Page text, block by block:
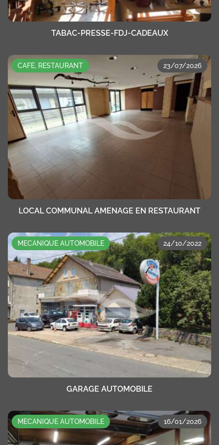
TABAC-PRESSE-FDJ-CADEAUX
CAFE, RESTAURANT 23/07/2026
LOCAL COMMUNAL AMENAGE EN RESTAURANT
MECANIQUE AUTOMOBILE 24/10/2022
GARAGE AUTOMOBILE
MECANIQUE AUTOMOBILE 16/01/2026